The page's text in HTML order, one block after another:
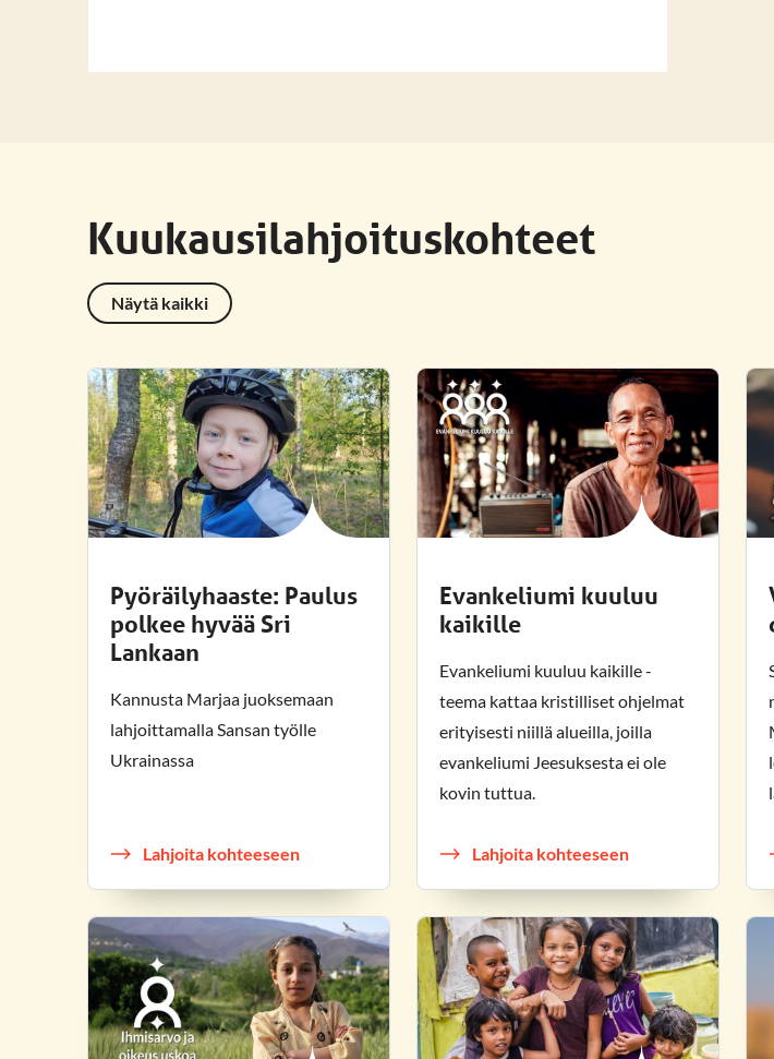
Kuukausilahjoituskohteet
Näytä kaikki
Pyöräilyhaaste: Paulus
polkee hyvää Sri
Lankaan
Kannusta Marjaa juoksemaan
lahjoittamalla Sansan työlle
Ukrainassa
Lahjoita kohteeseen
Evankeliumi kuuluu
kaikille
Evankeliumi kuuluu kaikille -
teema kattaa kristilliset ohjelmat
erityisesti niillä alueilla, joilla
evankeliumi Jeesuksesta ei ole
kovin tuttua.
Lahjoita kohteeseen